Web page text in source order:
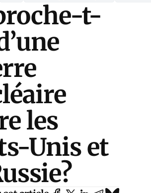
t-
les
Unis et